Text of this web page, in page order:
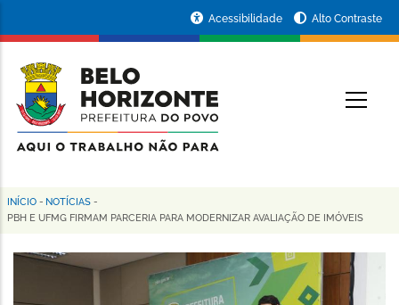
conteúdo
principal
da
Prefeitura
de
Horizonte
Acessibilidade Alto Contraste
Trilha
navegação
INÍCIO - NOTÍCIAS -
PBH E UFMG FIRMAM PARCERIA PARA MODERNIZAR AVALIAÇÃO DE IMÓVEIS